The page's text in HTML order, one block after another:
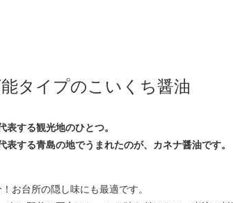
タイプのこいくち醤油
する観光地のひとつ。
する青島の地でうまれたのが、カネナ醤油です。
お台所の隠し味にも最適です。